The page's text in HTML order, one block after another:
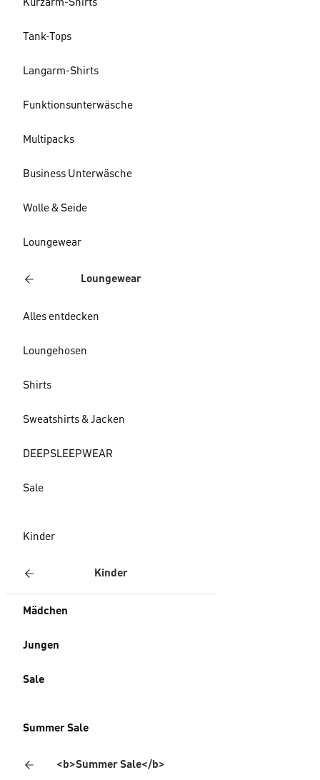
Kurzarm-Shirts
Tank-Tops
Langarm-Shirts
Funktionsunterwäsche
Multipacks
Business Unterwäsche
Wolle & Seide
Loungewear
Loungewear
Alles entdecken
Loungehosen
Shirts
Sweatshirts & Jacken
DEEPSLEEPWEAR
Sale
Kinder
Kinder
Mädchen
Jungen
Sale
Summer Sale
<b>Summer Sale</b>